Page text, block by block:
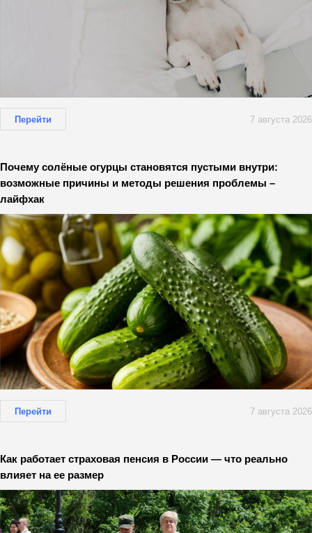
Перейти 7 августа 2026
Почему солёные огурцы становятся пустыми внутри:
возможные причины и методы решения проблемы –
лайфхак
Перейти 7 августа 2026
Как работает страховая пенсия в России — что реально
влияет на ее размер